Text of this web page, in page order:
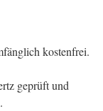
kostenfrei.
geprüft und